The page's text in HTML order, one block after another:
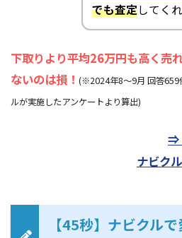
でも査定してく
下取りより平均26万円も高く売
ないのは損！ (※2024年8～9月 回答659
ルが実施したアンケートより算出)
⇒
ナビク
【45秒】ナビクル